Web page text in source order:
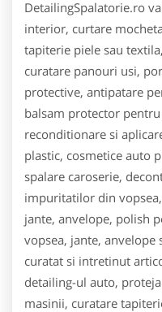
DetailingSpalatorie.ro
interior, curtare
tapiterie piele sau
curatare panouri usi,
protective, antipatare
balsam protector
reconditionare si
plastic, cosmetice auto
spalare caroserie,
impuritatilor din
jante, anvelope, polish
vopsea, jante,
curatat si intretinut
detailing-ul auto,
masinii, curatare